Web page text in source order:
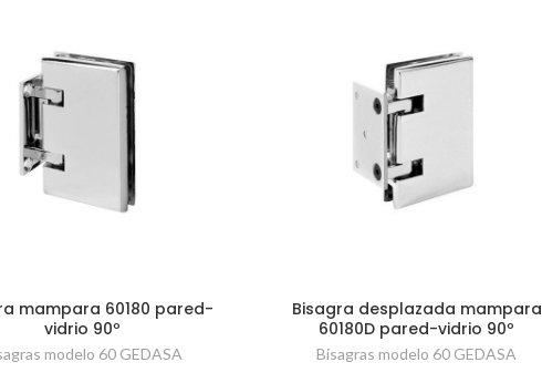
mampara 60180 pared-
vidrio 90º
modelo 60 GEDASA
Bisagra desplazada mampara
60180D pared-vidrio 90º
Bisagras modelo 60 GEDASA